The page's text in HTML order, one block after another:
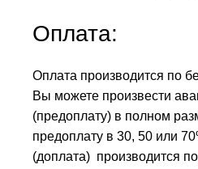
Оплата:
Оплата производится по
Вы можете произвести
(предоплату) в полном
предоплату в 30, 50 или
(доплата) производится